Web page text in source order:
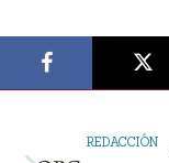
REDACCIÓN